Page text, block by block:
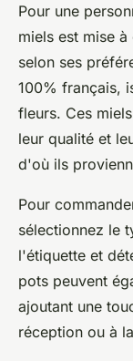
Pour une
miels est mise
selon ses
100% français,
fleurs. Ces
leur qualité et
d'où ils
Pour
sélectionnez le
l'étiquette et
pots peuvent
ajoutant une
réception ou à